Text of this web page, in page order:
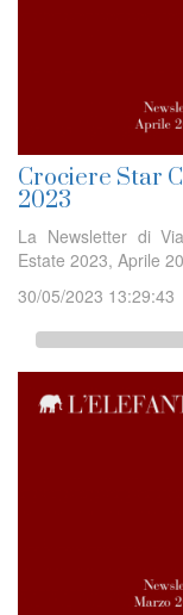
Crociere Star
2023
La Newsletter di
Estate 2023, Aprile
30/05/2023 13:29:43